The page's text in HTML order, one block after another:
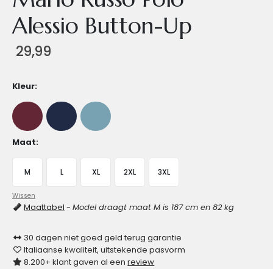
Alessio Button-Up
29,99
Kleur
Maat
M L XL 2XL 3XL
Wissen
Maattabel -Model draagt maat M is 187 cm en 82 kg
30 dagen niet goed geld terug garantie
Italiaanse kwaliteit, uitstekende pasvorm
8.200+ klant gaven al eenreview